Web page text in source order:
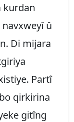
kurdan
û
Di mijara
Partî
qirkirina
gitîng